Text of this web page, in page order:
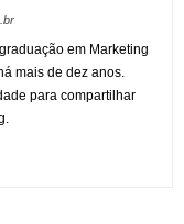
em Marketing
mais de dez anos.
para compartilhar